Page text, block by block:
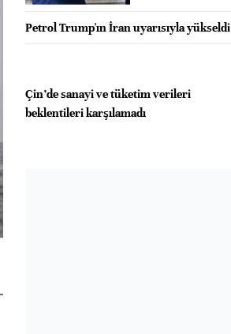
Petrol Trump'ın İran uyarısıyla yükseldi
Çin’de sanayi ve tüketim verileri
beklentileri karşılamadı